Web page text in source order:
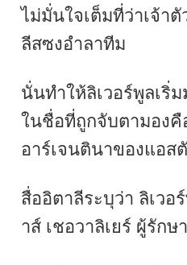
ไม่มั่นใจเต็มที่ว่าเจ้า
ลีสซงอำลาทีม
นั่นทำให้ลิเวอร์พูลเริ่
ในชื่อที่ถูกจับตามอง
อาร์เจนตินาของแอส
สื่ออิตาลีระบุว่า ลิเว
าส์ เชอวาลิเยร์ ผู้รัก